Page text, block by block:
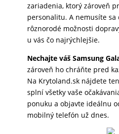
ŽIVOTNÝ
OUTDOOR
zariadenia, ktorý zároveň
personalitu. A nemusíte sa
rôznorodé možnosti
u vás čo najrýchlejšie.
Nechajte váš Samsung
zároveň ho chráňte pred
Na Krytoland.sk nájdete
splní všetky vaše
ponuku a objavte ideálnu
mobilný telefón už dnes.